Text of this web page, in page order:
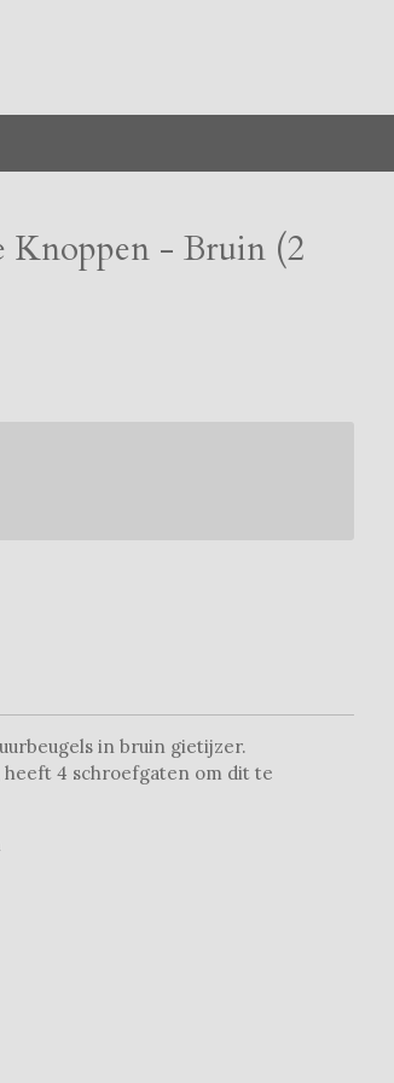
Knoppen - Bruin (2
in bruin gietijzer.
heeft 4 schroefgaten om dit te